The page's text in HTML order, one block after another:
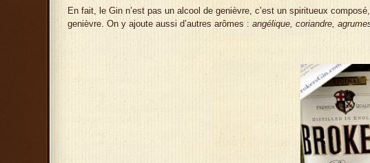
En fait, le Gin n’est pas un alcool de genièvre, c’est un spiritueux
genièvre. On y ajoute aussi d’autres arômes : angélique, coriandre,